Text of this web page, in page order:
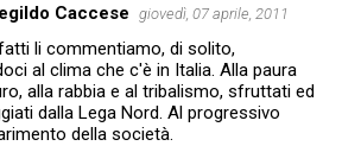
Caccese giovedì, 07 aprile, 2011
li commentiamo, di solito,
al clima che c'è in Italia. Alla paura
alla rabbia e al tribalismo, sfruttati ed
dalla Lega Nord. Al progressivo
della società.